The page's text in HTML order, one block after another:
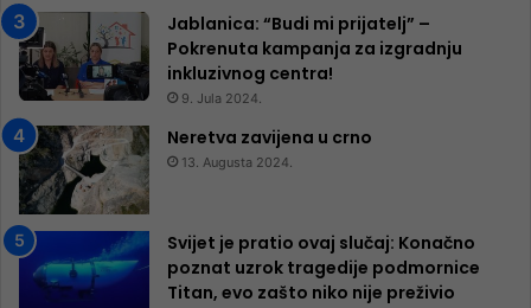
Jablanica: “Budi mi prijatelj” –
Pokrenuta kampanja za izgradnju
inkluzivnog centra!
9. Jula 2024.
Neretva zavijena u crno
13. Augusta 2024.
Svijet je pratio ovaj slučaj: Konačno
poznat uzrok tragedije podmornice
Titan, evo zašto niko nije preživio